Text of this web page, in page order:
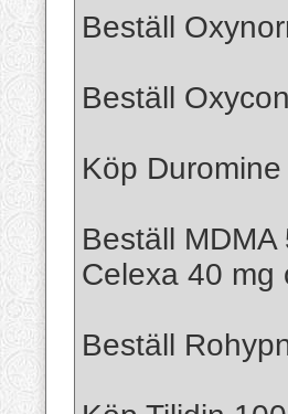
Beställ
Beställ
Köp
Beställ
Celexa 40 mg
Beställ